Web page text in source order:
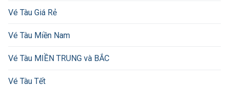
Vé Tàu Giá Rẻ
Vé Tàu Miền Nam
Vé Tàu MIỀN TRUNG và BẮC
Vé Tàu Tết